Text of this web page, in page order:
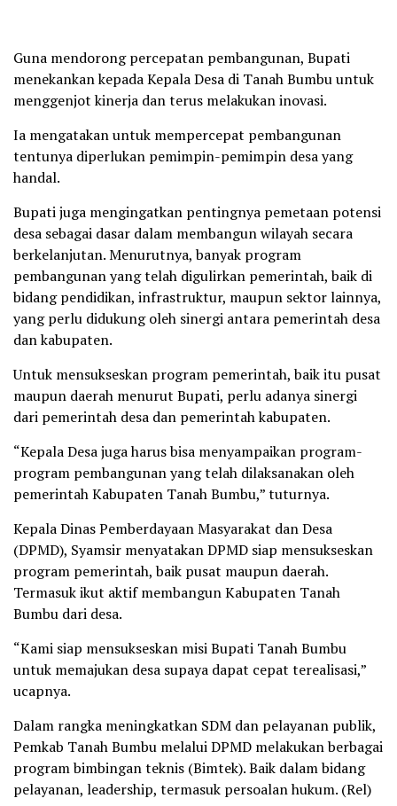
Guna mendorong percepatan pembangunan, Bupati
menekankan kepada Kepala Desa di Tanah Bumbu untuk
menggenjot kinerja dan terus melakukan inovasi.
Ia mengatakan untuk mempercepat pembangunan
tentunya diperlukan pemimpin-pemimpin desa yang
handal.
Bupati juga mengingatkan pentingnya pemetaan potensi
desa sebagai dasar dalam membangun wilayah secara
berkelanjutan. Menurutnya, banyak program
pembangunan yang telah digulirkan pemerintah, baik di
bidang pendidikan, infrastruktur, maupun sektor lainnya,
yang perlu didukung oleh sinergi antara pemerintah desa
dan kabupaten.
Untuk mensukseskan program pemerintah, baik itu pusat
maupun daerah menurut Bupati, perlu adanya sinergi
dari pemerintah desa dan pemerintah kabupaten.
“Kepala Desa juga harus bisa menyampaikan program-
program pembangunan yang telah dilaksanakan oleh
pemerintah Kabupaten Tanah Bumbu,” tuturnya.
Kepala Dinas Pemberdayaan Masyarakat dan Desa
(DPMD), Syamsir menyatakan DPMD siap mensukseskan
program pemerintah, baik pusat maupun daerah.
Termasuk ikut aktif membangun Kabupaten Tanah
Bumbu dari desa.
“Kami siap mensukseskan misi Bupati Tanah Bumbu
untuk memajukan desa supaya dapat cepat terealisasi,”
ucapnya.
Dalam rangka meningkatkan SDM dan pelayanan publik,
Pemkab Tanah Bumbu melalui DPMD melakukan berbagai
program bimbingan teknis (Bimtek). Baik dalam bidang
pelayanan, leadership, termasuk persoalan hukum. (Rel)